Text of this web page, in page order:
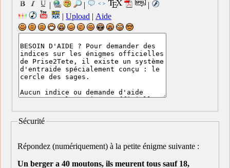
| |
|
| Upload | Aide
Sécurité
Répondez (numériquement) à la petite énigme suivante :
Un berger a 40 moutons, ils meurent tous sauf 18,